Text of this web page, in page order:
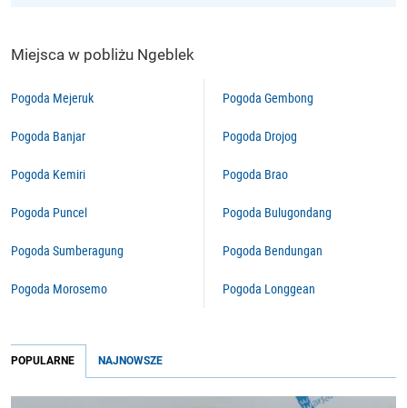
Miejsca w pobliżu Ngeblek
Pogoda Mejeruk
Pogoda Banjar
Pogoda Kemiri
Pogoda Puncel
Pogoda Sumberagung
Pogoda Morosemo
Pogoda Gembong
Pogoda Drojog
Pogoda Brao
Pogoda Bulugondang
Pogoda Bendungan
Pogoda Longgean
POPULARNE NAJNOWSZE